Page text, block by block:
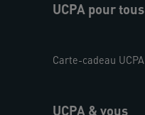
UCPA pour tous
Carte-cadeau UCPA
UCPA & vous